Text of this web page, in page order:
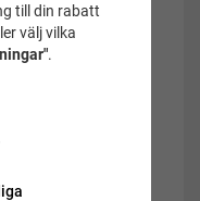
revor/hål i
köp eller
till din rabatt
välj vilka
.